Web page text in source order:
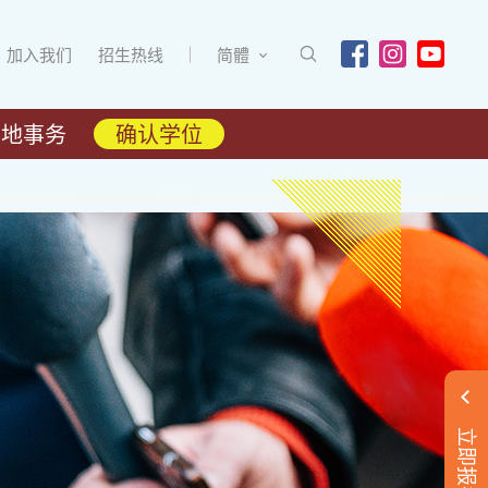
加入我们 招生热线 简體
事务 确认学位
立即报名